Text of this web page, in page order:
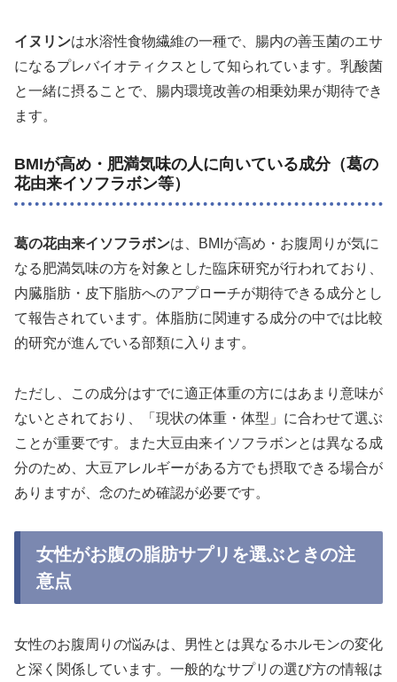
イヌリンは水溶性食物繊維の一種で、腸内の善玉菌のエサ
になるプレバイオティクスとして知られています。乳酸菌
と一緒に摂ることで、腸内環境改善の相乗効果が期待でき
ます。
BMIが高め・肥満気味の人に向いている成分（葛の
花由来イソフラボン等）
葛の花由来イソフラボンは、BMIが高め・お腹周りが気に
なる肥満気味の方を対象とした臨床研究が行われており、
内臓脂肪・皮下脂肪へのアプローチが期待できる成分とし
て報告されています。体脂肪に関連する成分の中では比較
的研究が進んでいる部類に入ります。
ただし、この成分はすでに適正体重の方にはあまり意味が
ないとされており、「現状の体重・体型」に合わせて選ぶ
ことが重要です。また大豆由来イソフラボンとは異なる成
分のため、大豆アレルギーがある方でも摂取できる場合が
ありますが、念のため確認が必要です。
女性がお腹の脂肪サプリを選ぶときの注
意点
女性のお腹周りの悩みは、男性とは異なるホルモンの変化
と深く関係しています。一般的なサプリの選び方の情報は